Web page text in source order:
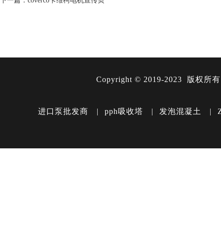
Copyright ©️ 2019-2023 版权所
进口泵批发商 | pph吸收塔 | 发泡混凝土 |